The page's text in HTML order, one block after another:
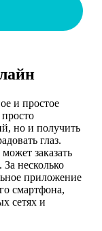
и простое
но и получить
глаз.
заказать
несколько
приложение
смартфона,
сетях и